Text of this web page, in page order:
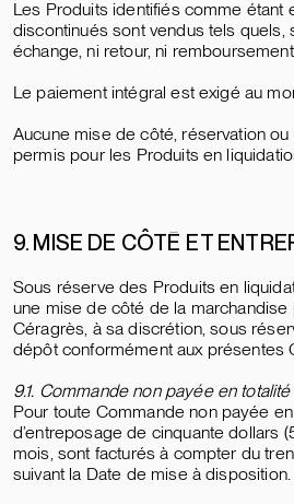
Les Produits identifiés comme étant
discontinués sont vendus tels quels,
échange, ni retour, ni
Le paiement intégral est exigé au
Aucune mise de côté, réservation ou
permis pour les Produits en
9. MISE DE CÔTÉ ET
Sous réserve des Produits en
une mise de côté de la
Céragrès, à sa discrétion, sous
dépôt conformément aux présentes
9.1. Commande non payée en totalité
Pour toute Commande non payée
d’entreposage de cinquante dollars
mois, sont facturés à compter du
suivant la Date de mise à disposition.